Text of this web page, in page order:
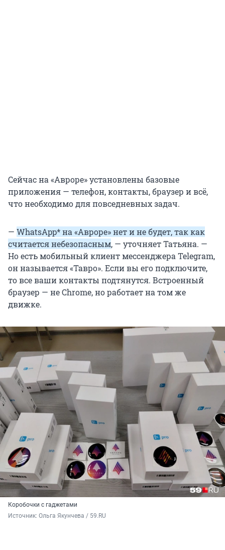
Сейчас на «Авроре» установлены базовые
приложения — телефон, контакты, браузер и всё,
что необходимо для повседневных задач.
— WhatsApp*на «Авроре» нет и не будет, так как
считается небезопасным, — уточняет Татьяна. —
Но есть мобильный клиент мессенджера Telegram,
он называется «Тавро». Если вы его подключите,
то все ваши контакты подтянутся. Встроенный
браузер — не Chrome, но работает на том же
движке.
Коробочки с гаджетами
Источник: Ольга Якунчева / 59.RU